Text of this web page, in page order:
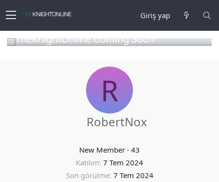
Giriş yap
TheKnightOnline Coming Soon
R
RobertNox
New Member · 43
Katılım 7 Tem 2024
Son görülme 7 Tem 2024